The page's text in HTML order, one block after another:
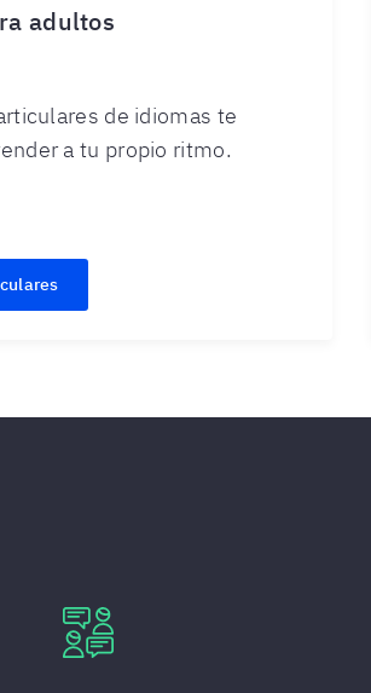
adultos
de idiomas te
a tu propio ritmo.